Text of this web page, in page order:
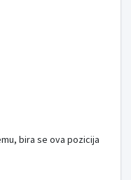
bira se ova pozicija